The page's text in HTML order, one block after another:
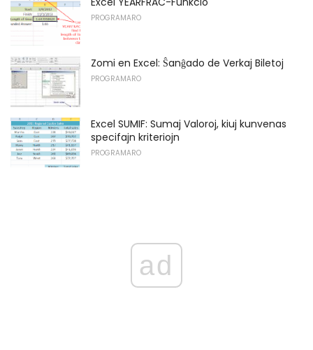
PROGRAMARO
Zomi en Excel: Ŝanĝado de Verkaj Biletoj
PROGRAMARO
Excel SUMIF: Sumaj Valoroj, kiuj kunvenas
specifajn kriteriojn
PROGRAMARO
ad